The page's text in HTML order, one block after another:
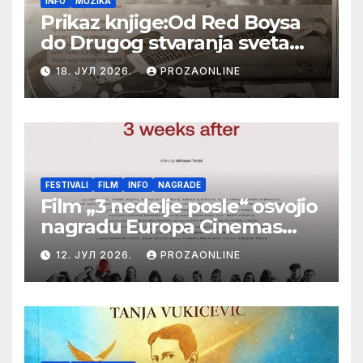
Prikaz knjige:Od Red Boysa
do Drugog stvaranja sveta
(bilo neko vreme pošteno)
(autor- Zlatomira Sremca,
Botoš 2022. godine,
samizdat)
18. ЈУЛ 2026. PROZAONLINE
FESTIVALI FILM INFO NAGRADE
Film „3 nedelje posle“ osvojio
nagradu Europa Cinemas
Label na Filmskom festivalu
u Karlovim Varima
12. ЈУЛ 2026. PROZAONLINE